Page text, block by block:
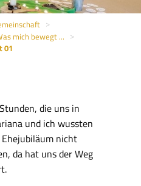
mich bewegt ...
01
die uns in
und ich wussten
nicht
da hat uns der Weg